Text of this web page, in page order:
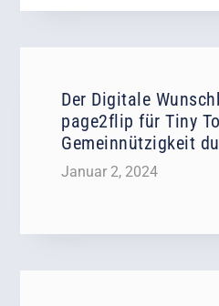
Der Digitale
page2flip für Tiny
Gemeinnützigkeit
Januar 2, 2024